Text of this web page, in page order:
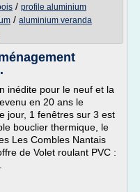
/ profile aluminium
/ aluminium veranda
inédite pour le neuf et la
en 20 ans le
jour, 1 fenêtres sur 3 est
bouclier thermique, le
Les Combles Nantais
de Volet roulant PVC :